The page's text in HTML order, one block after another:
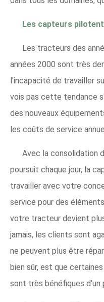
Les capteurs
Les tracteurs des
années 2000 sont très
l'incapacité de travailler
vois pas cette tendance
des nouveaux
les coûts de service
Avec la consolidation
poursuit chaque jour, la
travailler avec votre
service pour des
votre tracteur devient
jamais, les clients sont
ne peuvent plus être
bien sûr, est que
sont très bénéfiques d'un